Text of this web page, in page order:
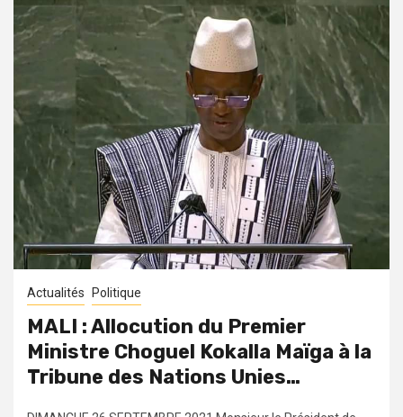
Actualités Politique
MALI : Allocution du Premier
Ministre Choguel Kokalla Maïga à la
Tribune des Nations Unies…